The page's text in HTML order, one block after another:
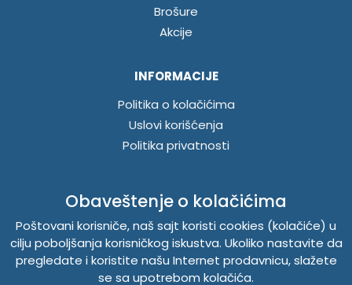
Brošure
Akcije
INFORMACIJE
Politika o kolačićima
Uslovi korišćenja
Politika privatnosti
ABUSCENTAR - TEMPUS DOO
Železnička 48, 21000 Novi Sad, Srbija
Telefon021 262-1006
PIB 104345469
Matični broj 20150718
Obaveštenje o kolačićima
Poštovani korisniče, naš sajt koristi cookies (kolačiće) u
cilju poboljšanja korisničkog iskustva. Ukoliko nastavite da
pregledate i koristite našu Internet prodavnicu, slažete
se sa upotrebom kolačića.